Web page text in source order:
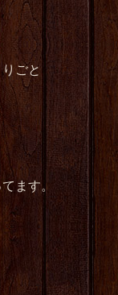
ごと
ます。